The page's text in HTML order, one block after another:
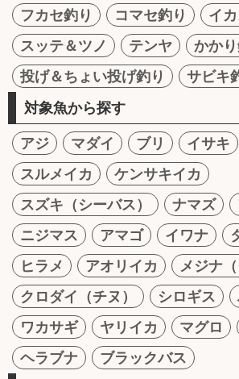
フカセ釣り
コマセ釣り
イ
スッテ＆ツノ
テンヤ
かか
投げ＆ちょい投げ釣り
サビキ
対象魚から探す
アジ マダイ ブリ イサキ
スルメイカ
ケンサキイカ
スズキ（シーバス）
ナマズ
ニジマス
アマゴ イワナ
ヒラメ
アオリイカ
メジナ
クロダイ（チヌ）
シロギス
ワカサギ
ヤリイカ マグロ
ヘラブナ
ブラックバス